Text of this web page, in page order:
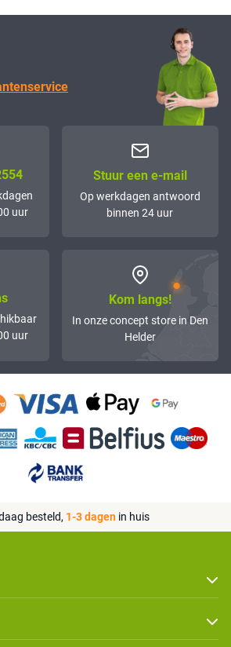
uur
Stuur een e-mail
Op werkdagen antwoord
binnen 24 uur
uur
Kom langs!
In onze concept store in Den
Helder
besteld, 1-3 dagen in huis